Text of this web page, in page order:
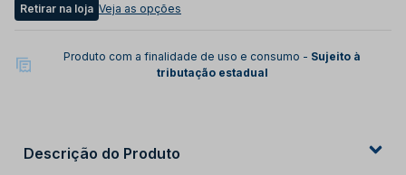
Retirar na loja Veja as opções
Produto com a finalidade de uso e consumo - Sujeito à
tributação estadual
Descrição do Produto